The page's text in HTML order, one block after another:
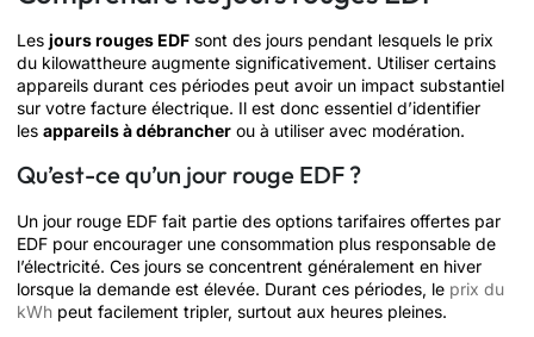
Les jours rouges EDF sont des jours pendant lesquels le prix
du kilowattheure augmente significativement. Utiliser certains
appareils durant ces périodes peut avoir un impact substantiel
sur votre facture électrique. Il est donc essentiel d’identifier
les appareils à débrancher ou à utiliser avec modération.
Qu’est-ce qu’un jour rouge EDF ?
Un jour rouge EDF fait partie des options tarifaires offertes par
EDF pour encourager une consommation plus responsable de
l’électricité. Ces jours se concentrent généralement en hiver
lorsque la demande est élevée. Durant ces périodes, le prix du
kWh peut facilement tripler, surtout aux heures pleines.